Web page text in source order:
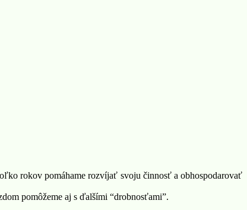
rokov pomáhame rozvíjať svoju činnosť a obhospodarovať
pomôžeme aj s ďalšími “drobnosťami”.